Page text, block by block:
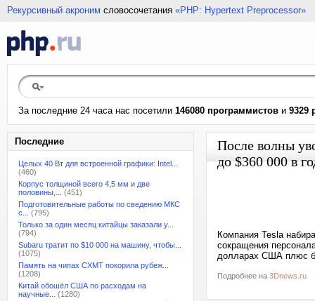
Рекурсивный акроним словосочетания «PHP: Hypertext Preprocessor»
За последние 24 часа нас посетили 146080 программистов и 9329
Последние
Целых 40 Вт для встроенной графики: Intel...
(460)
Корпус толщиной всего 4,5 мм и две
половины,...
(451)
Подготовительные работы по сведению МКС
с...
(795)
Только за один месяц китайцы заказали у...
(794)
Subaru тратит по $10 000 на машину, чтобы...
(1075)
Память на чипах CXMT покорила рубеж...
(1208)
Китай обошёл США по расходам на
научные...
(1280)
После волны
до $360 000 в
Компания Tesla
сокращения
долларах США плюс
Подробнее на 3Dnews.ru